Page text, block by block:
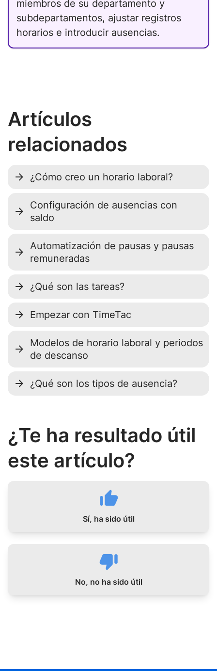
miembros de su departamento y
subdepartamentos, ajustar registros
horarios e introducir ausencias.
Artículos
relacionados
¿Cómo creo un horario laboral?
Configuración de ausencias con
saldo
Automatización de pausas y pausas
remuneradas
¿Qué son las tareas?
Empezar con TimeTac
Modelos de horario laboral y periodos
de descanso
¿Qué son los tipos de ausencia?
¿Te ha resultado útil
este artículo?
Sí, ha sido útil
No, no ha sido útil